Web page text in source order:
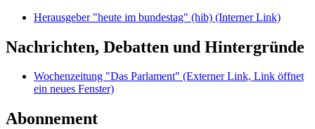
Herausgeber "heute im bundestag" (hib) (Interner Link)
Nachrichten, Debatten und Hintergründe
Wochenzeitung "Das Parlament" (Externer Link, Link öffnet
ein neues Fenster)
Abonnement